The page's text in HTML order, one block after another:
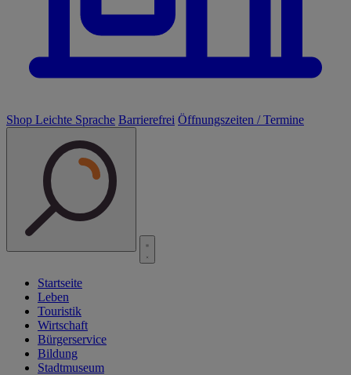
Shop Leichte Sprache Barrierefrei Öffnungszeiten / Termine
Startseite
Leben
Touristik
Wirtschaft
Bürgerservice
Bildung
Stadtmuseum